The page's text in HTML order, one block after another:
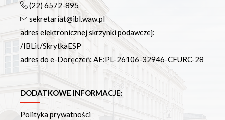
(22) 6572-895
sekretariat@ibl.waw.pl
adres elektronicznej skrzynki podawczej:
/IBLit/SkrytkaESP
adres do e-Doręczeń: AE:PL-26106-32946-CFURC-28
DODATKOWE INFORMACJE:
Polityka prywatności